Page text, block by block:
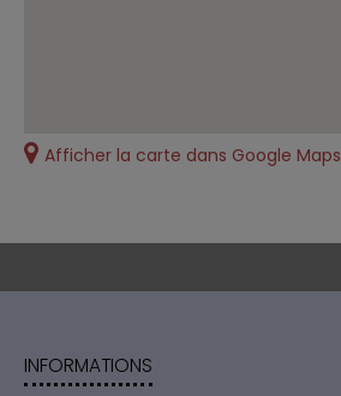
Afficher la carte dans Google Maps
INFORMATIONS